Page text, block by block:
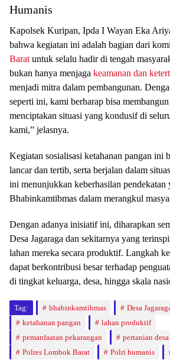
Humanis
Kapolsek Kuripan, Ipda I Wayan Eka
bahwa kegiatan ini adalah bagian dari
Barat untuk selalu hadir di tengah
bukan hanya menjaga keamanan dan
menjadi mitra dalam pembangunan.
seperti ini, kami berharap bisa
menciptakan situasi yang kondusif di
kami,” jelasnya.
Kegiatan sosialisasi ketahanan pangan ini
lancar dan tertib, serta berjalan dalam
ini menunjukkan keberhasilan pendekatan
Bhabinkamtibmas dalam merangkul
Dengan adanya inisiatif ini, diharapkan
Desa Jagaraga dan sekitarnya yang
lahan mereka secara produktif. Langkah
dapat berkontribusi besar terhadap
di tingkat keluarga, desa, hingga skala
Tag: bhabinkamtibmas Desa
ketahanan pangan
lahan produktif
pemanfaatan pekarangan
pertanian desa
Polres Lombok Barat
Polri humanis